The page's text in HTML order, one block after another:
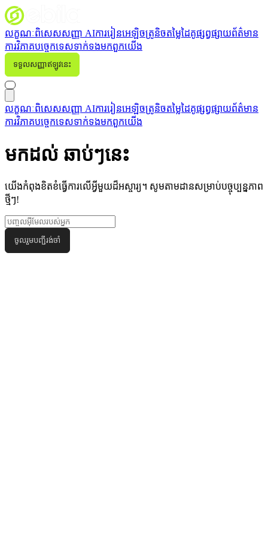
លក្ខណៈពិសេសសញ្ញា AIការរៀនអេឡិចត្រូនិចតម្លៃដៃគូផ្សព្វផ្សាយព័ត៌មាន
ការវិភាគបច្ចេកទេសទាក់ទង​មក​ពួក​យើង
ទទួលសញ្ញាឥឡូវនេះ
លក្ខណៈពិសេសសញ្ញា AIការរៀនអេឡិចត្រូនិចតម្លៃដៃគូផ្សព្វផ្សាយព័ត៌មាន
ការវិភាគបច្ចេកទេសទាក់ទង​មក​ពួក​យើង
មកដល់ ឆាប់ៗនេះ
យើងកំពុងខិតខំធ្វើការលើអ្វីមួយដ៏អស្ចារ្យ។ សូមតាមដានសម្រាប់បច្ចុប្បន្នភាព
ថ្មីៗ!
ចូលរួមបញ្ជីរង់ចាំ